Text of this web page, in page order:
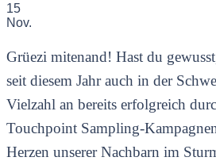
15
Nov.
Grüezi mitenand! Hast du
seit diesem Jahr auch in der
Vielzahl an bereits erfolgreich
Touchpoint Sampling-
Herzen unserer Nachbarn im